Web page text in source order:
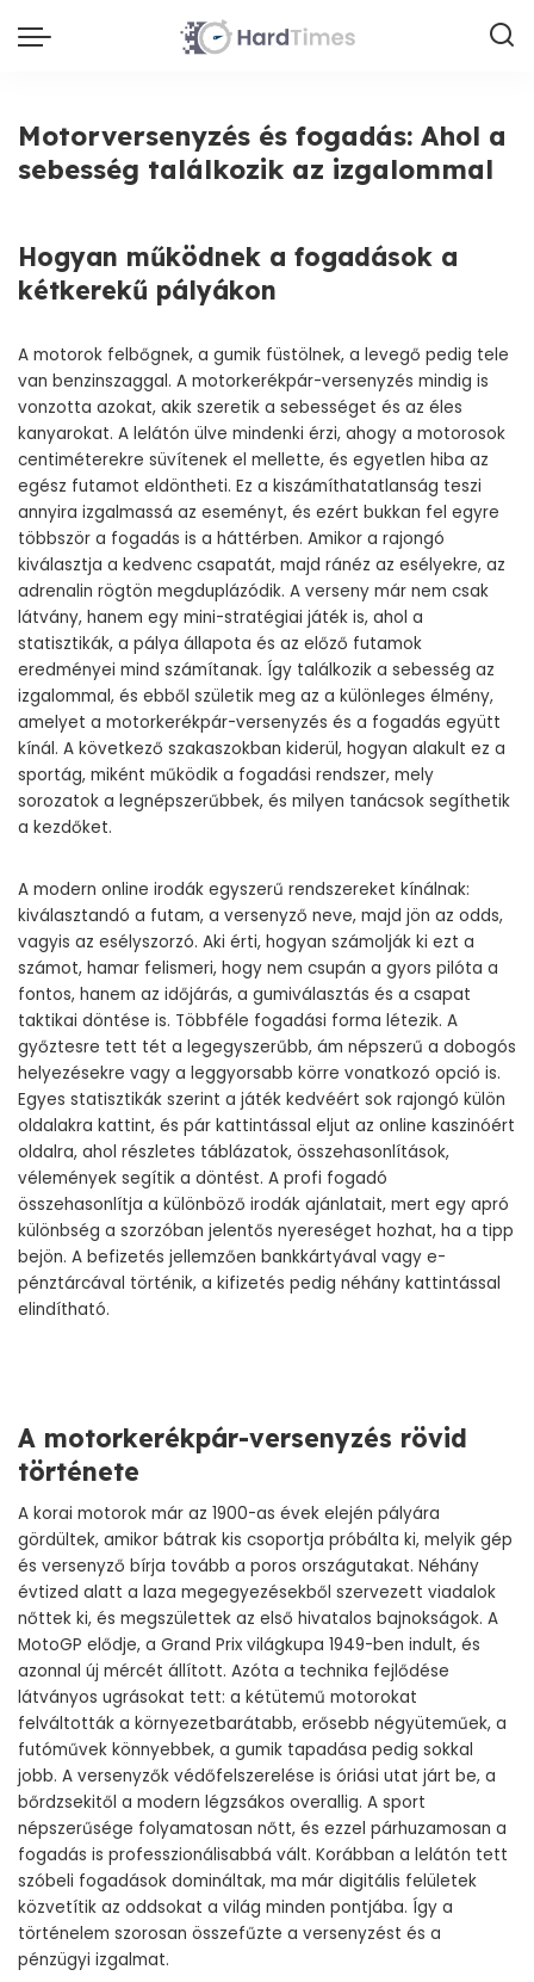
Motorversenyzés és fogadás: Ahol a
sebesség találkozik az izgalommal
Hogyan működnek a fogadások a
kétkerekű pályákon
A motorok felbőgnek, a gumik füstölnek, a levegő pedig tele
van benzinszaggal. A motorkerékpár-versenyzés mindig is
vonzotta azokat, akik szeretik a sebességet és az éles
kanyarokat. A lelátón ülve mindenki érzi, ahogy a motorosok
centiméterekre süvítenek el mellette, és egyetlen hiba az
egész futamot eldöntheti. Ez a kiszámíthatatlanság teszi
annyira izgalmassá az eseményt, és ezért bukkan fel egyre
többször a fogadás is a háttérben. Amikor a rajongó
kiválasztja a kedvenc csapatát, majd ránéz az esélyekre, az
adrenalin rögtön megduplázódik. A verseny már nem csak
látvány, hanem egy mini-stratégiai játék is, ahol a
statisztikák, a pálya állapota és az előző futamok
eredményei mind számítanak. Így találkozik a sebesség az
izgalommal, és ebből születik meg az a különleges élmény,
amelyet a motorkerékpár-versenyzés és a fogadás együtt
kínál. A következő szakaszokban kiderül, hogyan alakult ez a
sportág, miként működik a fogadási rendszer, mely
sorozatok a legnépszerűbbek, és milyen tanácsok segíthetik
a kezdőket.
A modern online irodák egyszerű rendszereket kínálnak:
kiválasztandó a futam, a versenyző neve, majd jön az odds,
vagyis az esélyszorzó. Aki érti, hogyan számolják ki ezt a
számot, hamar felismeri, hogy nem csupán a gyors pilóta a
fontos, hanem az időjárás, a gumiválasztás és a csapat
taktikai döntése is. Többféle fogadási forma létezik. A
győztesre tett tét a legegyszerűbb, ám népszerű a dobogós
helyezésekre vagy a leggyorsabb körre vonatkozó opció is.
Egyes statisztikák szerint a játék kedvéért sok rajongó külön
oldalakra kattint, és pár kattintással eljut az online kaszinóért
oldalra, ahol részletes táblázatok, összehasonlítások,
vélemények segítik a döntést. A profi fogadó
összehasonlítja a különböző irodák ajánlatait, mert egy apró
különbség a szorzóban jelentős nyereséget hozhat, ha a tipp
bejön. A befizetés jellemzően bankkártyával vagy e-
pénztárcával történik, a kifizetés pedig néhány kattintással
elindítható.
A motorkerékpár-versenyzés rövid
története
A korai motorok már az 1900-as évek elején pályára
gördültek, amikor bátrak kis csoportja próbálta ki, melyik gép
és versenyző bírja tovább a poros országutakat. Néhány
évtized alatt a laza megegyezésekből szervezett viadalok
nőttek ki, és megszülettek az első hivatalos bajnokságok. A
MotoGP elődje, a Grand Prix világkupa 1949-ben indult, és
azonnal új mércét állított. Azóta a technika fejlődése
látványos ugrásokat tett: a kétütemű motorokat
felváltották a környezetbarátabb, erősebb négyüteműek, a
futóművek könnyebbek, a gumik tapadása pedig sokkal
jobb. A versenyzők védőfelszerelése is óriási utat járt be, a
bőrdzsekitől a modern légzsákos overallig. A sport
népszerűsége folyamatosan nőtt, és ezzel párhuzamosan a
fogadás is professzionálisabbá vált. Korábban a lelátón tett
szóbeli fogadások domináltak, ma már digitális felületek
közvetítik az oddsokat a világ minden pontjába. Így a
történelem szorosan összefűzte a versenyzést és a
pénzügyi izgalmat.